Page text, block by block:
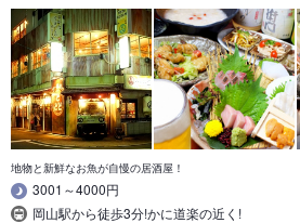
地物と新鮮なお魚が自慢の居酒屋！
3001～4000円
岡山駅から徒歩3分!かに道楽の近く!